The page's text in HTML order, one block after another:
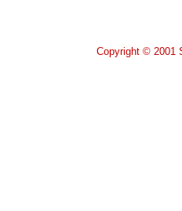
Copyright © 2001